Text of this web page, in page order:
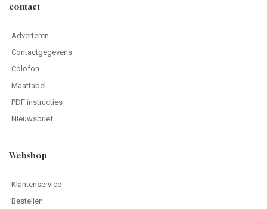
contact
Adverteren
Contactgegevens
Colofon
Maattabel
PDF instructies
Nieuwsbrief
Webshop
Klantenservice
Bestellen